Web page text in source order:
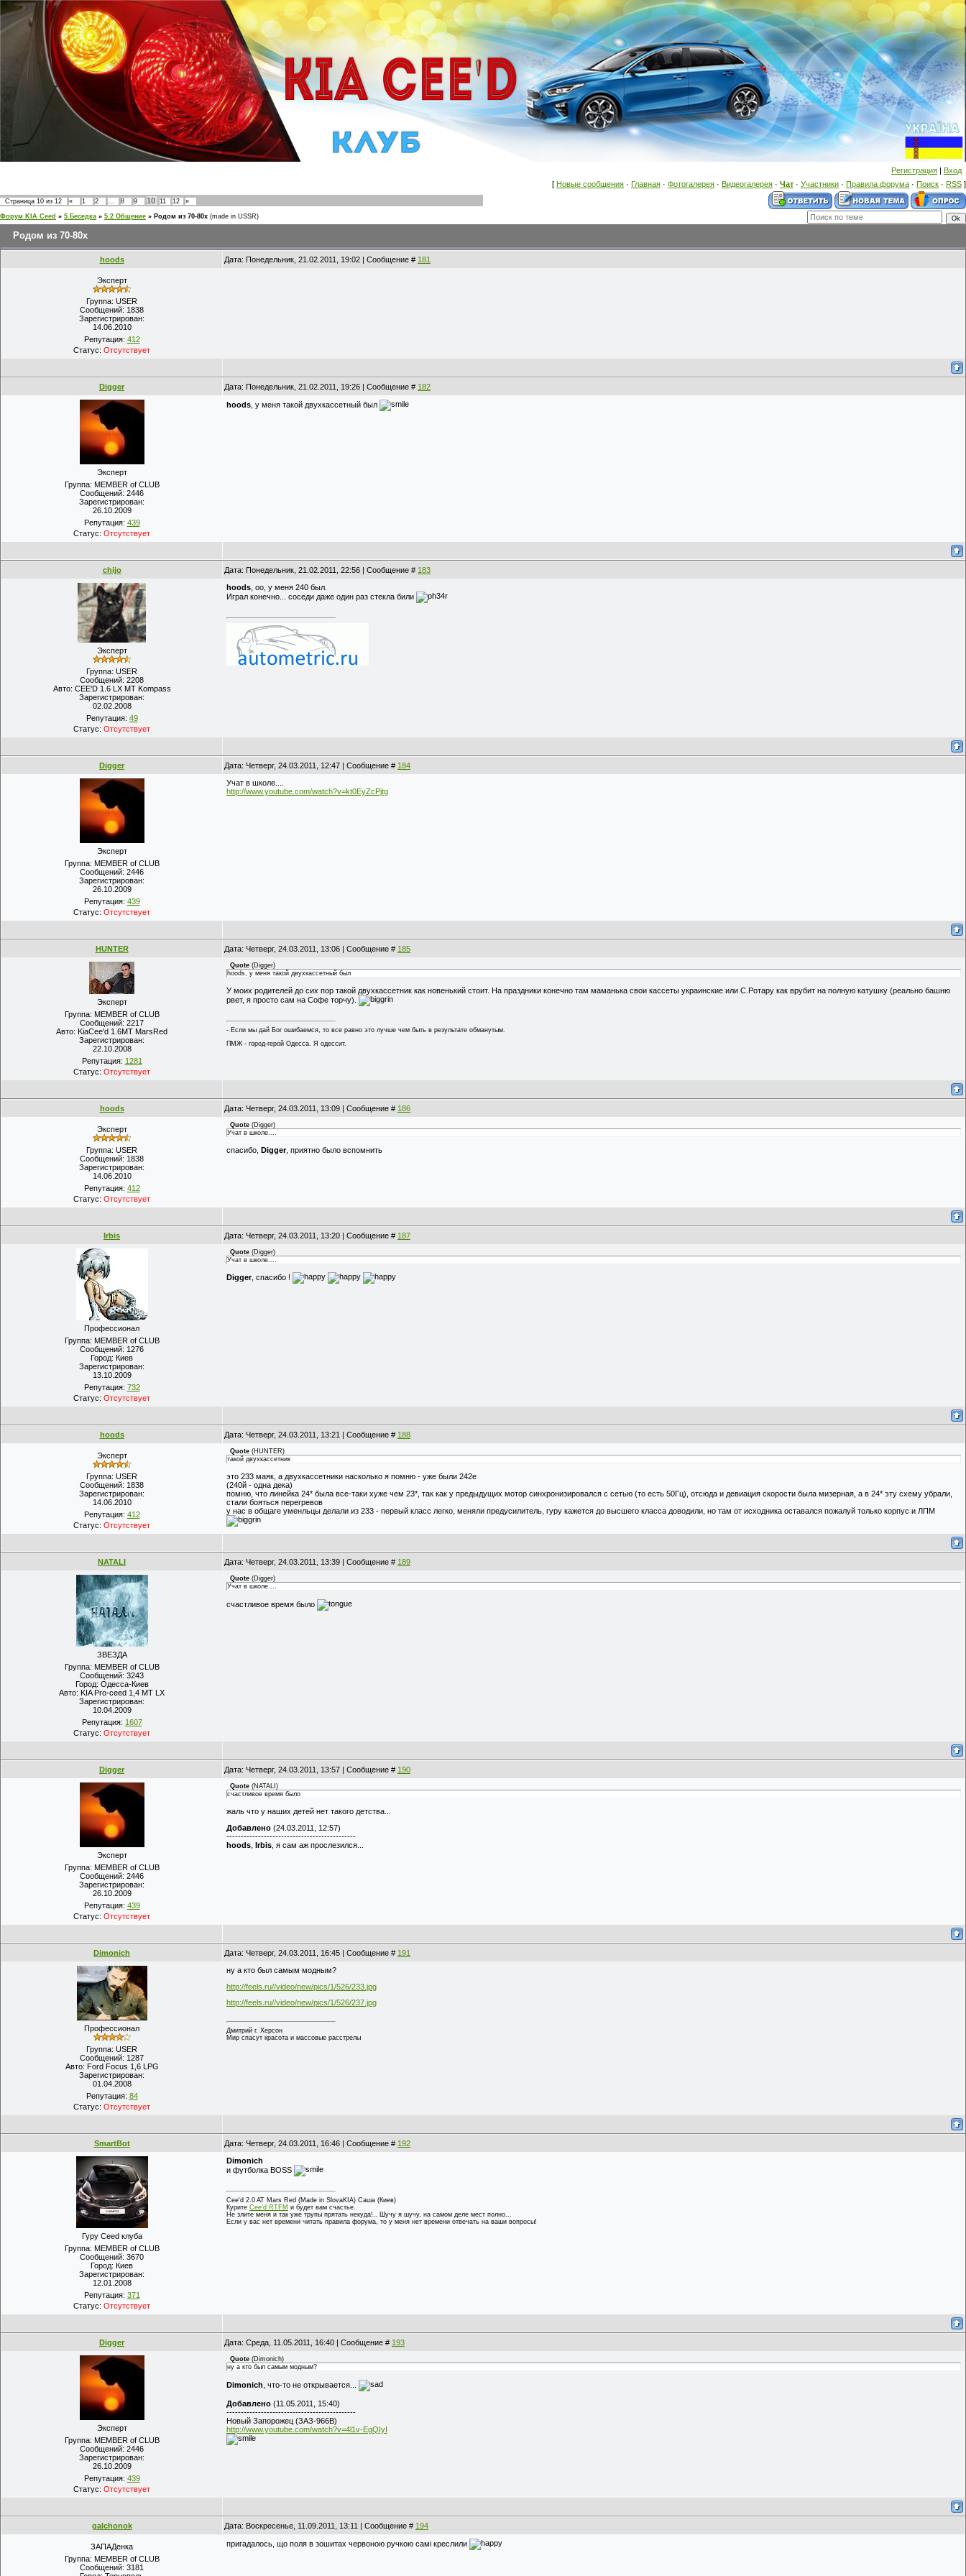
Регистрация | Вход
[ Новые сообщения · Главная · Фотогалерея · Видеогалерея · Чат · Участники · Правила форума · Поиск · RSS ]
Страница 10 из 12 « 1 2 … 8 9 10 11 12 »
Форум KIA Ceed » 5.Беседка » 5.2 Общение » Родом из 70-80х (made in USSR)
Родом из 70-80х
hoods Дата: Понедельник, 21.02.2011, 19:02 | Сообщение # 181
Эксперт
Группа: USER
Сообщений: 1838
Зарегистрирован:
14.06.2010
Репутация: 412
Статус: Отсутствует
Digger Дата: Понедельник, 21.02.2011, 19:26 | Сообщение # 182
Эксперт
Группа: MEMBER of CLUB
Сообщений: 2446
Зарегистрирован:
26.10.2009
Репутация: 439
Статус: Отсутствует
hoods , у меня такой двухкассетный был
chijo Дата: Понедельник, 21.02.2011, 22:56 | Сообщение # 183
Эксперт
Группа: USER
Сообщений: 2208
Авто: CEE'D 1.6 LX MT Kompass
Зарегистрирован:
02.02.2008
Репутация: 49
Статус: Отсутствует
hoods , оо, у меня 240 был.
Играл конечно... соседи даже один раз стекла били
Digger Дата: Четверг, 24.03.2011, 12:47 | Сообщение # 184
Эксперт
Группа: MEMBER of CLUB
Сообщений: 2446
Зарегистрирован:
26.10.2009
Репутация: 439
Статус: Отсутствует
Учат в школе....
http://www.youtube.com/watch?v=kt0EyZcPjtg
HUNTER Дата: Четверг, 24.03.2011, 13:06 | Сообщение # 185
Эксперт
Группа: MEMBER of CLUB
Сообщений: 2217
Авто: KiaCee'd 1.6MT MarsRed
Зарегистрирован:
22.10.2008
Репутация: 1281
Статус: Отсутствует
Quote (Digger)
hoods, у меня такой двухкассетный был
У моих родителей до сих пор такой двухкассетник как новенький стоит. На праздники конечно там маманька свои кассеты украинские или С.Ротару как врубит на полную катушку (реально башню
рвет, я просто сам на Софе торчу).
- Если мы дай Бог ошибаемся, то все равно это лучше чем быть в результате обманутым.
ПМЖ - город-герой Одесса. Я одессит.
hoods Дата: Четверг, 24.03.2011, 13:09 | Сообщение # 186
Эксперт
Группа: USER
Сообщений: 1838
Зарегистрирован:
14.06.2010
Репутация: 412
Статус: Отсутствует
Quote (Digger)
Учат в школе....
спасибо, Digger, приятно было вспомнить
Irbis Дата: Четверг, 24.03.2011, 13:20 | Сообщение # 187
Профессионал
Группа: MEMBER of CLUB
Сообщений: 1276
Город: Киев
Зарегистрирован:
13.10.2009
Репутация: 732
Статус: Отсутствует
Quote (Digger)
Учат в школе....
Digger, спасибо !
hoods Дата: Четверг, 24.03.2011, 13:21 | Сообщение # 188
Эксперт
Группа: USER
Сообщений: 1838
Зарегистрирован:
14.06.2010
Репутация: 412
Статус: Отсутствует
Quote (HUNTER)
такой двухкассетник
это 233 маяк, а двухкассетники насколько я помню - уже были 242е
(240й - одна дека)
помню, что линейка 24* была все-таки хуже чем 23*, так как у предыдущих мотор синхронизировался с сетью (то есть 50Гц), отсюда и девиация скорости была мизерная, а в 24* эту схему убрали,
стали бояться перегревов
у нас в общаге уменльцы делали из 233 - первый класс легко, меняли предусилитель, гуру кажется до высшего класса доводили, но там от исходника оставался пожалуй только корпус и ЛПМ
NATALI Дата: Четверг, 24.03.2011, 13:39 | Сообщение # 189
ЗВЕЗДА
Группа: MEMBER of CLUB
Сообщений: 3243
Город: Одесса-Киев
Авто: KIA Pro-ceed 1,4 MT LX
Зарегистрирован:
10.04.2009
Репутация: 1607
Статус: Отсутствует
Quote (Digger)
Учат в школе....
счастливое время было
Digger Дата: Четверг, 24.03.2011, 13:57 | Сообщение # 190
Эксперт
Группа: MEMBER of CLUB
Сообщений: 2446
Зарегистрирован:
26.10.2009
Репутация: 439
Статус: Отсутствует
Quote (NATALI )
счастливое время было
жаль что у наших детей нет такого детства...
Добавлено (24.03.2011, 12:57)
---------------------------------------------
hoods Irbis , я сам аж прослезился...
Dimonich Дата: Четверг, 24.03.2011, 16:45 | Сообщение # 191
Профессионал
Группа: USER
Сообщений: 1287
Авто: Ford Focus 1,6 LPG
Зарегистрирован:
01.04.2008
Репутация: 84
Статус: Отсутствует
ну а кто был самым модным?
http://feels.ru//video/new/pics/1/526/233.jpg
http://feels.ru//video/new/pics/1/526/237.jpg
Дмитрий г. Херсон
Мир спасут красота и массовые расстрелы
SmartBot Дата: Четверг, 24.03.2011, 16:46 | Сообщение # 192
Гуру Ceed клуба
Группа: MEMBER of CLUB
Сообщений: 3670
Город: Киев
Зарегистрирован:
12.01.2008
Репутация: 371
Статус: Отсутствует
Dimonich
и футболка BOSS
Cee'd 2.0 AT Mars Red (Made in SlovaKIA) Саша (Киев)
Курите Cee'd RTFM и будет вам счастье.
Не злите меня и так уже трупы прятать некуда!.. Шучу я шучу, на самом деле мест полно...
Если у вас нет времени читать правила форума, то у меня нет времени отвечать на ваши вопросы!
Digger Дата: Среда, 11.05.2011, 16:40 | Сообщение # 193
Эксперт
Группа: MEMBER of CLUB
Сообщений: 2446
Зарегистрирован:
26.10.2009
Репутация: 439
Статус: Отсутствует
Quote (Dimonich)
ну а кто был самым модным?
Dimonich , что-то не открывается...
Добавлено (11.05.2011, 15:40)
---------------------------------------------
Новый Запорожец (ЗАЗ-966В)
http://www.youtube.com/watch?v=4l1v-EgQIyI
galchonok Дата: Воскресенье, 11.09.2011, 13:11 | Сообщение # 194
ЗАПАДенка
Группа: MEMBER of CLUB
Сообщений: 3181
пригадалось, що поля в зошитах червоною ручкою самі креслили